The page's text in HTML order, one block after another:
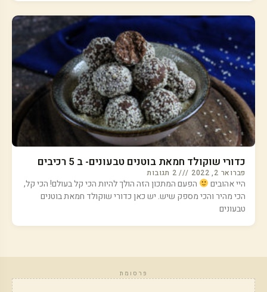
כדורי שוקולד חמאת בוטנים טבעונים- ב 5 רכיבים
פברואר 2, 2022
היי אהובים
הפעם המתכון הזה הולך להיות הכי קל בעולם! הכי קל,
הכי מהיר והכי מספק שיש. יש כאן כדורי שוקולד חמאת בוטנים
טבעונים
פרסומת